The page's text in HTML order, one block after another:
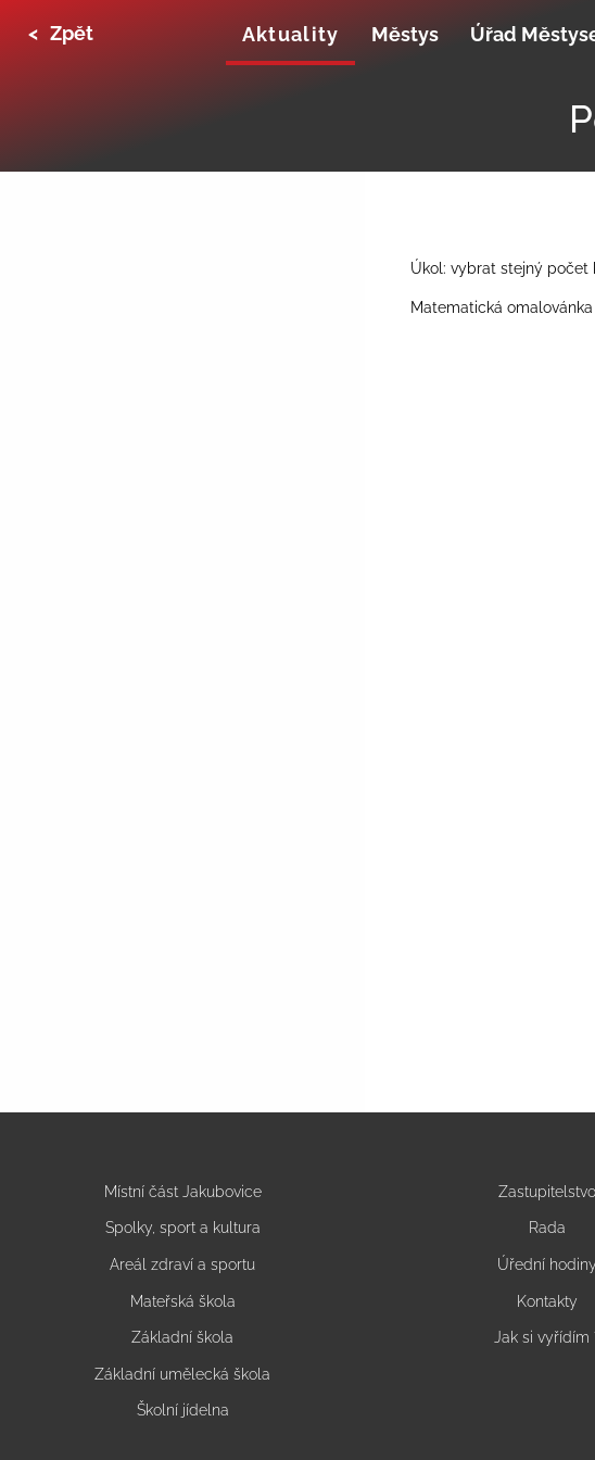
< Zpět Aktuality Městys Úřad
Úkol: vybrat stejný počet
Matematická
Místní část Jakubovice
Spolky, sport a kultura
Areál zdraví a sportu
Mateřská škola
Základní škola
Základní umělecká škola
Školní jídelna
Zastupitelstvo
Rada
Úřední hodiny
Kontakty
Jak si vyřídím